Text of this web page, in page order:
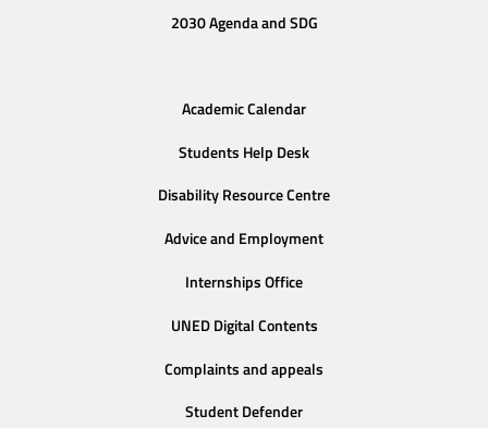
2030 Agenda and SDG
Academic Calendar
Students Help Desk
Disability Resource Centre
Advice and Employment
Internships Office
UNED Digital Contents
Complaints and appeals
Student Defender